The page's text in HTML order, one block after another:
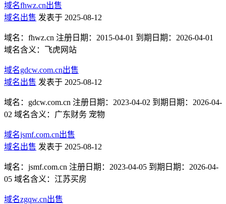
域名fhwz.cn出售
域名出售 发表于 2025-08-12
域名：fhwz.cn 注册日期：2015-04-01 到期日期：2026-04-01
域名含义：飞虎网站
域名gdcw.com.cn出售
域名出售 发表于 2025-08-12
域名：gdcw.com.cn 注册日期：2023-04-02 到期日期：2026-04-
02 域名含义：广东财务 宠物
域名jsmf.com.cn出售
域名出售 发表于 2025-08-12
域名：jsmf.com.cn 注册日期：2023-04-05 到期日期：2026-04-
05 域名含义：江苏买房
域名zgqw.cn出售